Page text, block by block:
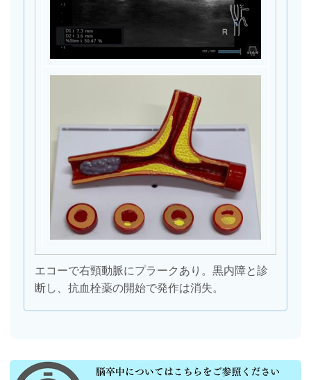
エコーで右頸動脈にプラークあり。黒内障と診
断し、抗血栓薬の開始で発作は消失。